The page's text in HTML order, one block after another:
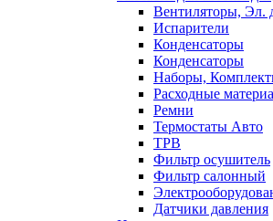
Вентиляторы, Эл.
Испарители
Конденсаторы
Конденсаторы
Наборы,
Расходные
Ремни
Термостаты Авто
ТРВ
Фильтр осушитель
Фильтр салонный
Датчики давления